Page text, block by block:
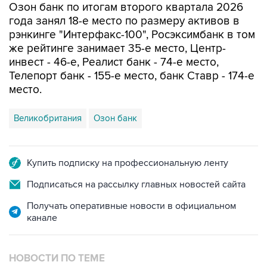
Озон банк по итогам второго квартала 2026
года занял 18-е место по размеру активов в
рэнкинге "Интерфакс-100", Росэксимбанк в том
же рейтинге занимает 35-е место, Центр-
инвест - 46-е, Реалист банк - 74-е место,
Телепорт банк - 155-е место, банк Ставр - 174-е
место.
Великобритания Озон банк
Купить подписку на профессиональную ленту
Подписаться на рассылку главных новостей сайта
Получать оперативные новости в официальном
канале
НОВОСТИ ПО ТЕМЕ